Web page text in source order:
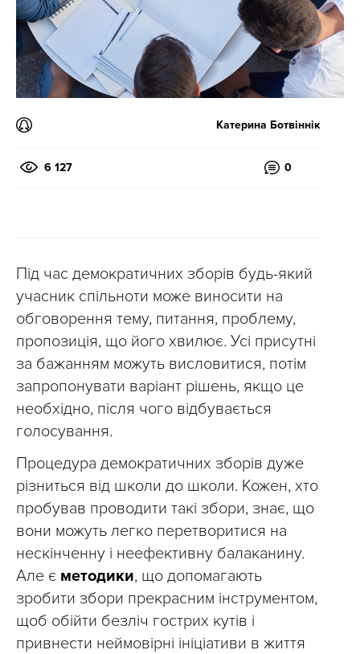
Катерина Ботвіннік
6 127 0
Під час демократичних зборів будь-який
учасник спільноти може виносити на
обговорення тему, питання, проблему,
пропозиція, що його хвилює. Усі присутні
за бажанням можуть висловитися, потім
запропонувати варіант рішень, якщо це
необхідно, після чого відбувається
голосування.
Процедура демократичних зборів дуже
різниться від школи до школи. Кожен, хто
пробував проводити такі збори, знає, що
вони можуть легко перетворитися на
нескінченну і неефективну балаканину.
Але є методики, що допомагають
зробити збори прекрасним інструментом,
щоб обійти безліч гострих кутів і
привнести неймовірні ініціативи в життя